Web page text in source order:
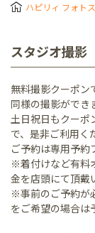
ハピリィ フォト
スタジオ撮影
無料撮影クーポン
同様の撮影ができ
土日祝日もクーポ
で、是非ご利用く
ご予約は専用予約
※着付けなど有料
金を店頭にて頂戴
※事前のご予約が
をご希望の場合は